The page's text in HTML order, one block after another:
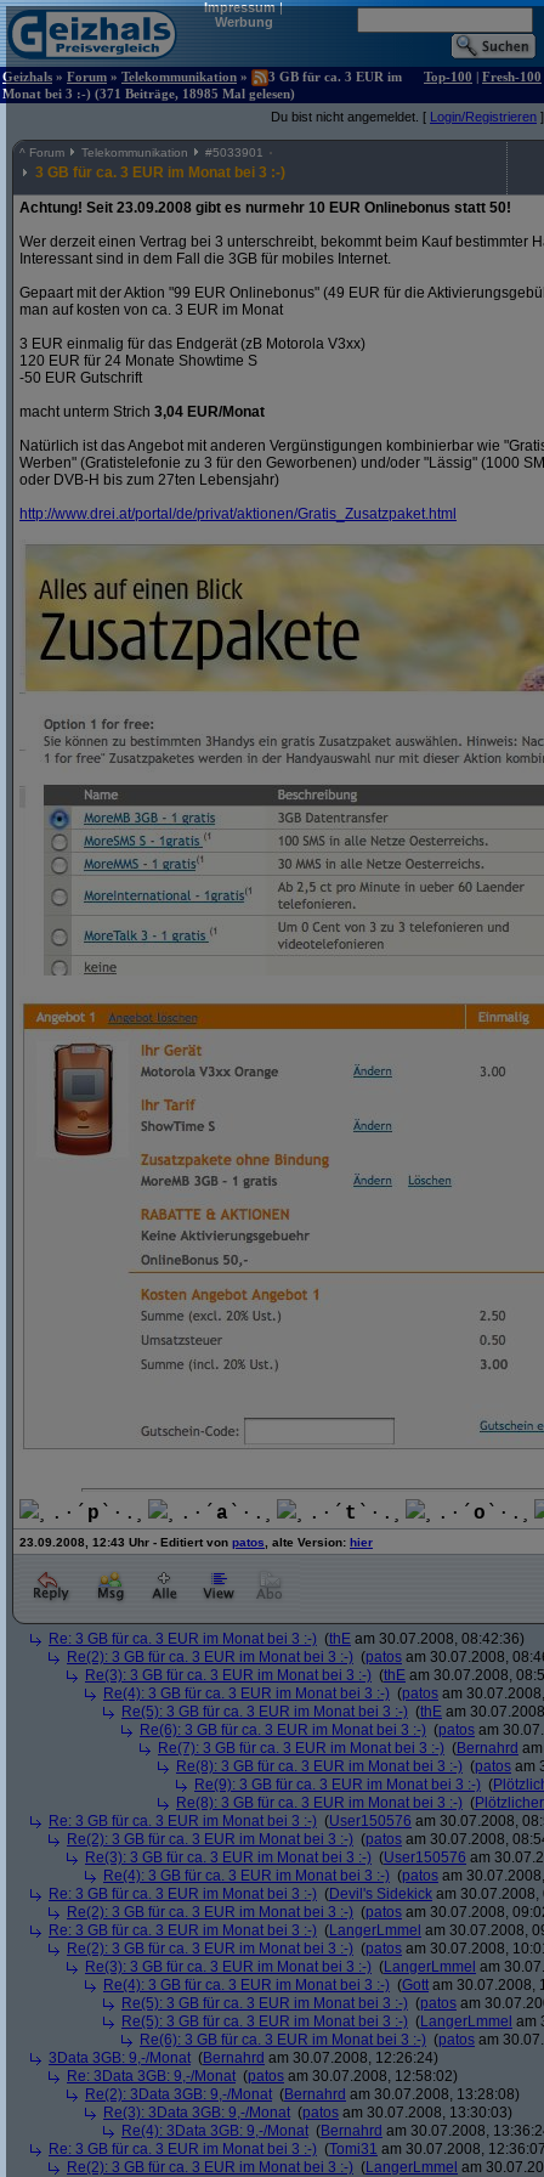
Impressum|
Werbung
Geizhals » Forum » Telekommunikation »
3 GB für ca. 3 EUR im
Monat bei 3 :-) (371 Beiträge, 18985 Mal gelesen)
Top-100 | Fresh-100
Du bist nicht angemeldet. [ Login/Registrieren ]
^ Forum Telekommunikation #5033901
3 GB für ca. 3 EUR im Monat bei 3 :-)
Achtung! Seit 23.09.2008 gibt es nurmehr 10 EUR Onlinebonus statt 50!
Wer derzeit einen Vertrag bei 3 unterschreibt, bekommt beim Kauf bestimmter
Interessant sind in dem Fall die 3GB für mobiles Internet.
Gepaart mit der Aktion "99 EUR Onlinebonus" (49 EUR für die
man auf kosten von ca. 3 EUR im Monat
3 EUR einmalig für das Endgerät (zB Motorola V3xx)
120 EUR für 24 Monate Showtime S
-50 EUR Gutschrift
macht unterm Strich 3,04 EUR/Monat
Natürlich ist das Angebot mit anderen Vergünstigungen kombinierbar wie
Werben" (Gratistelefonie zu 3 für den Geworbenen) und/oder "Lässig" (1000
oder DVB-H bis zum 27ten Lebensjahr)
http://www.drei.at/portal/de/privat/aktionen/Gratis_Zusatzpaket.html
¸.·´ p `·.¸ ¸.·´ a `·.¸ ¸.·´ t `·.¸ ¸.·´ o `·.¸
23.09.2008, 12:43 Uhr - Editiert von patos , alte Version: hier
Re: 3 GB für ca. 3 EUR im Monat bei 3 :-) (thE am 30.07.2008, 08:42:36)
Re(2): 3 GB für ca. 3 EUR im Monat bei 3 :-) (patos am 30.07.2008,
Re(3): 3 GB für ca. 3 EUR im Monat bei 3 :-) (thE am 30.07.2008,
Re(4): 3 GB für ca. 3 EUR im Monat bei 3 :-) (patos am
Re(5): 3 GB für ca. 3 EUR im Monat bei 3 :-) (thE am
Re(6): 3 GB für ca. 3 EUR im Monat bei 3 :-) (patos am
Re(7): 3 GB für ca. 3 EUR im Monat bei 3 :-) (Bernahrd
Re(8): 3 GB für ca. 3 EUR im Monat bei 3 :-) (patos am
Re(9): 3 GB für ca. 3 EUR im Monat bei 3 :-) (
Re(8): 3 GB für ca. 3 EUR im Monat bei 3 :-) (
Re: 3 GB für ca. 3 EUR im Monat bei 3 :-) (User150576 am 30.07.2008,
Re(2): 3 GB für ca. 3 EUR im Monat bei 3 :-) (patos am 30.07.2008,
Re(3): 3 GB für ca. 3 EUR im Monat bei 3 :-) (User150576 am
Re(4): 3 GB für ca. 3 EUR im Monat bei 3 :-) (patos am
Re: 3 GB für ca. 3 EUR im Monat bei 3 :-) (Devil's Sidekick am 30.07.2008,
Re(2): 3 GB für ca. 3 EUR im Monat bei 3 :-) (patos am 30.07.2008,
Re: 3 GB für ca. 3 EUR im Monat bei 3 :-) (LangerLmmel am 30.07.2008,
Re(2): 3 GB für ca. 3 EUR im Monat bei 3 :-) (patos am 30.07.2008,
Re(3): 3 GB für ca. 3 EUR im Monat bei 3 :-) (LangerLmmel am
Re(4): 3 GB für ca. 3 EUR im Monat bei 3 :-) (Gott am 30.07.2008,
Re(5): 3 GB für ca. 3 EUR im Monat bei 3 :-) (patos am
Re(5): 3 GB für ca. 3 EUR im Monat bei 3 :-) (LangerLmmel am
Re(6): 3 GB für ca. 3 EUR im Monat bei 3 :-) (patos am
3Data 3GB: 9,-/Monat (Bernahrd am 30.07.2008, 12:26:24)
Re: 3Data 3GB: 9,-/Monat (patos am 30.07.2008, 12:58:02)
Re(2): 3Data 3GB: 9,-/Monat (Bernahrd am 30.07.2008, 13:28:08)
Re(3): 3Data 3GB: 9,-/Monat (patos am 30.07.2008, 13:30:03)
Re(4): 3Data 3GB: 9,-/Monat (Bernahrd am 30.07.2008,
Re: 3 GB für ca. 3 EUR im Monat bei 3 :-) (Tomi31 am 30.07.2008,
Re(2): 3 GB für ca. 3 EUR im Monat bei 3 :-) (LangerLmmel am